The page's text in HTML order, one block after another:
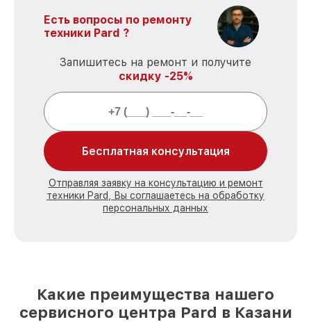
Есть вопросы по ремонту
техники Pard ?
Запишитесь на ремонт и получите
скидку -25%
Бесплатная консультация
Отправляя заявку на консультацию и ремонт
техники Pard, Вы соглашаетесь на обработку
персональных данных
Какие преимущества нашего
сервисного центра Pard в Казани